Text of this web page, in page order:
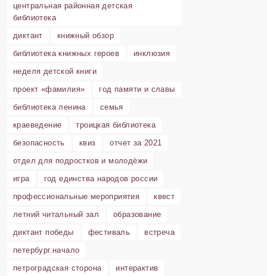
центральная районная детская
библиотека
диктант
книжный обзор
библиотека книжных героев
инклюзия
неделя детской книги
проект «фамилия»
год памяти и славы
библиотека ленина
семья
краеведение
троицкая библиотека
безопасность
квиз
отчет за 2021
отдел для подростков и молодёжи
игра
год единства народов россии
профессиональные мероприятия
квест
летний читальный зал
образование
диктант победы
фестиваль
встреча
петербург.начало
петроградская сторона
интерактив